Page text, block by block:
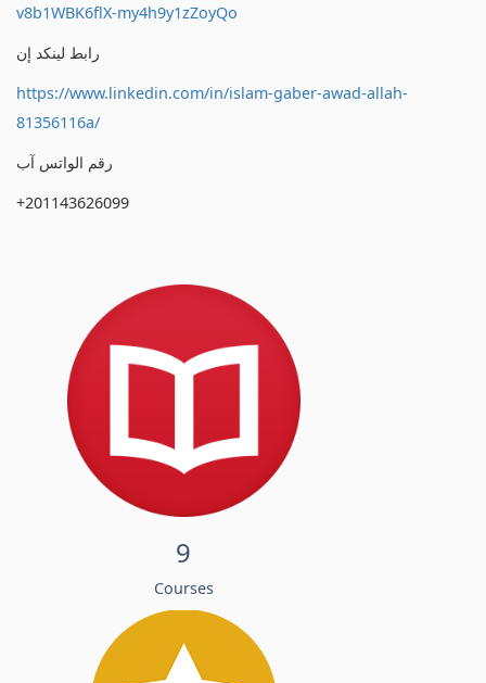
v8b1WBK6flX-my4h9y1zZoyQo
رابط لينكد إن
https://www.linkedin.com/in/islam-gaber-awad-allah-
81356116a/
رقم الواتس آب
+201143626099
9
Courses